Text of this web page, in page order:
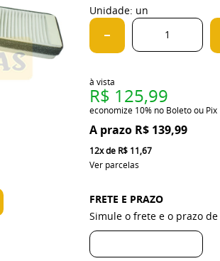
Unidade: un
R$ 139,99
à vista
R$ 125,99
economize 10% no Boleto ou Pix
12xde R$ 11,67
Ver parcelas
FRETE E PRAZO
Simule o frete e o prazo